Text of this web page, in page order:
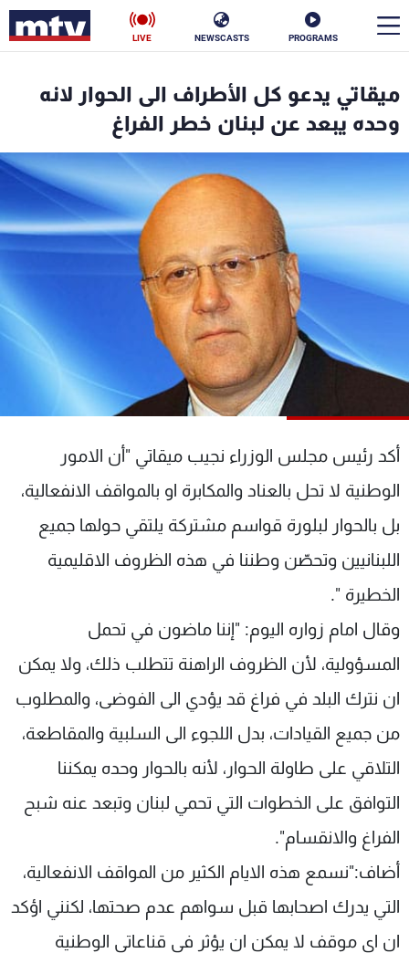
PROGRAMS
NEWSCASTS
LIVE
ميقاتي يدعو كل الأطراف الى الحوار لانه
وحده يبعد عن لبنان خطر الفراغ
أكد رئيس مجلس الوزراء نجيب ميقاتي "أن الامور
الوطنية لا تحل بالعناد والمكابرة او بالمواقف الانفعالية،
بل بالحوار لبلورة قواسم مشتركة يلتقي حولها جميع
اللبنانيين وتحصّن وطننا في هذه الظروف الاقليمية
الخطيرة ".
وقال امام زواره اليوم: "إننا ماضون في تحمل
المسؤولية، لأن الظروف الراهنة تتطلب ذلك، ولا يمكن
ان نترك البلد في فراغ قد يؤدي الى الفوضى، والمطلوب
من جميع القيادات، بدل اللجوء الى السلبية والمقاطعة،
التلاقي على طاولة الحوار، لأنه بالحوار وحده يمكننا
التوافق على الخطوات التي تحمي لبنان وتبعد عنه شبح
الفراغ والانقسام".
أضاف:"نسمع هذه الايام الكثير من المواقف الانفعالية،
التي يدرك اصحابها قبل سواهم عدم صحتها، لكنني اؤكد
ان اي موقف لا يمكن ان يؤثر في قناعاتي الوطنية
ناس
إقتصاد
منوعات رياضة
كأس العالم
البرامج
الترددات
الإنـتـاج
لاعلاناتكم
تواصل معنا
شروط الإسـتخدام
سياسة الخصوصية